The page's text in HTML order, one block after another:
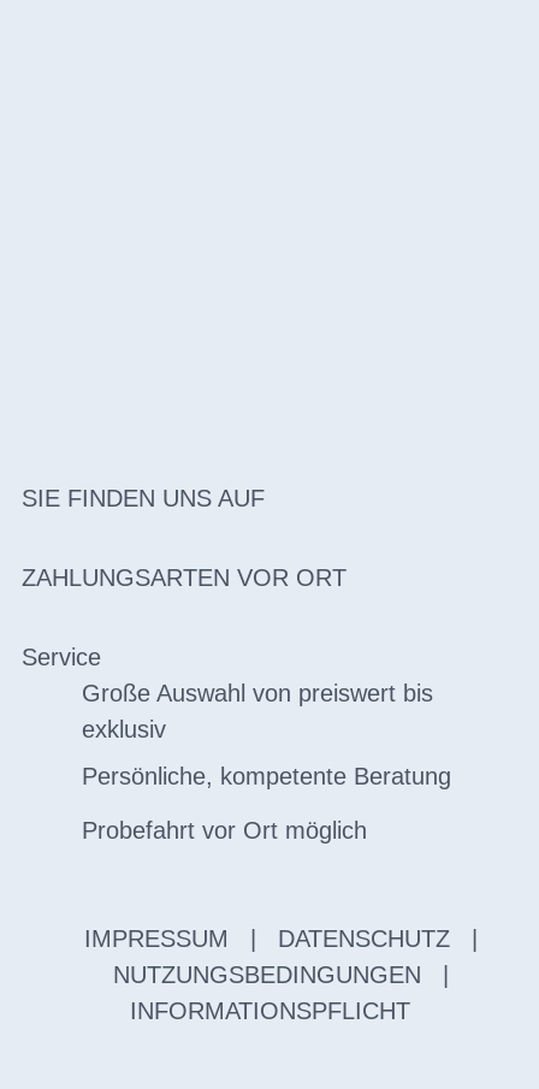
SIE FINDEN UNS AUF
ZAHLUNGSARTEN VOR ORT
Service
Große Auswahl von preiswert bis
exklusiv
Persönliche, kompetente Beratung
Probefahrt vor Ort möglich
IMPRESSUM DATENSCHUTZ
NUTZUNGSBEDINGUNGEN
INFORMATIONSPFLICHT